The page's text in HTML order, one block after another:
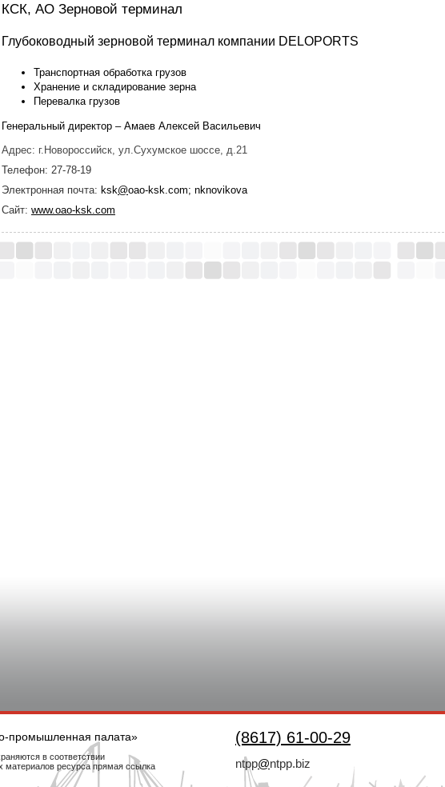
КСК, АО Зерновой терминал
Глубоководный зерновой терминал компании DELOPORTS
Транспортная обработка грузов
Хранение и складирование зерна
Перевалка грузов
Генеральный директор – Амаев Алексей Васильевич
Адрес: г.Новороссийск, ул.Сухумское шоссе, д.21
Телефон: 27-78-19
Электронная почта: ksk@oao-ksk.com; nknovikova
Сайт: www.oao-ksk.com
промышленная палата»
в соответствии
материалов ресурса прямая ссылка
(8617) 61-00-29
ntpp@ntpp.biz